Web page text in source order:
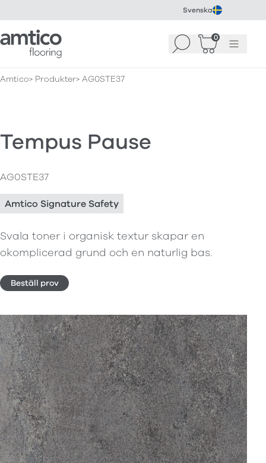
Svenska
Amtico Flooring Sök 0
Korg 0)Meny
Amtico Produkter AG0STE37
Tempus Pause
AG0STE37
Amtico Signature Safety
Svala toner i organisk textur skapar en
okomplicerad grund och en naturlig bas.
Beställ prov